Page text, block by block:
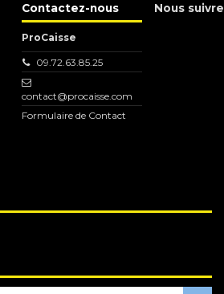
Contactez-nous
ProCaisse
09.72.63.85.25
contact@procaisse.com
Formulaire de Contact
Nous suivre